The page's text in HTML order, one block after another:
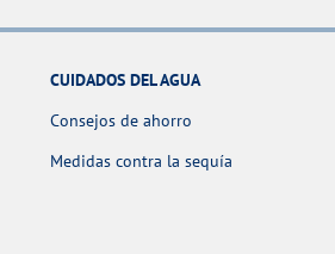
CUIDADOS DEL AGUA
Consejos de ahorro
Medidas contra la sequía